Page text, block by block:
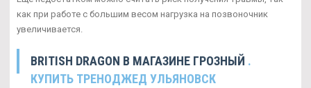
как при работе с большим весом нагрузка на позвоночник
увеличивается.
BRITISH DRAGON В МАГАЗИНЕ ГРОЗНЫЙ .
КУПИТЬ ТРЕНОДЖЕД УЛЬЯНОВСК